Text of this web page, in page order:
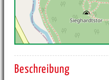
Beschreibung